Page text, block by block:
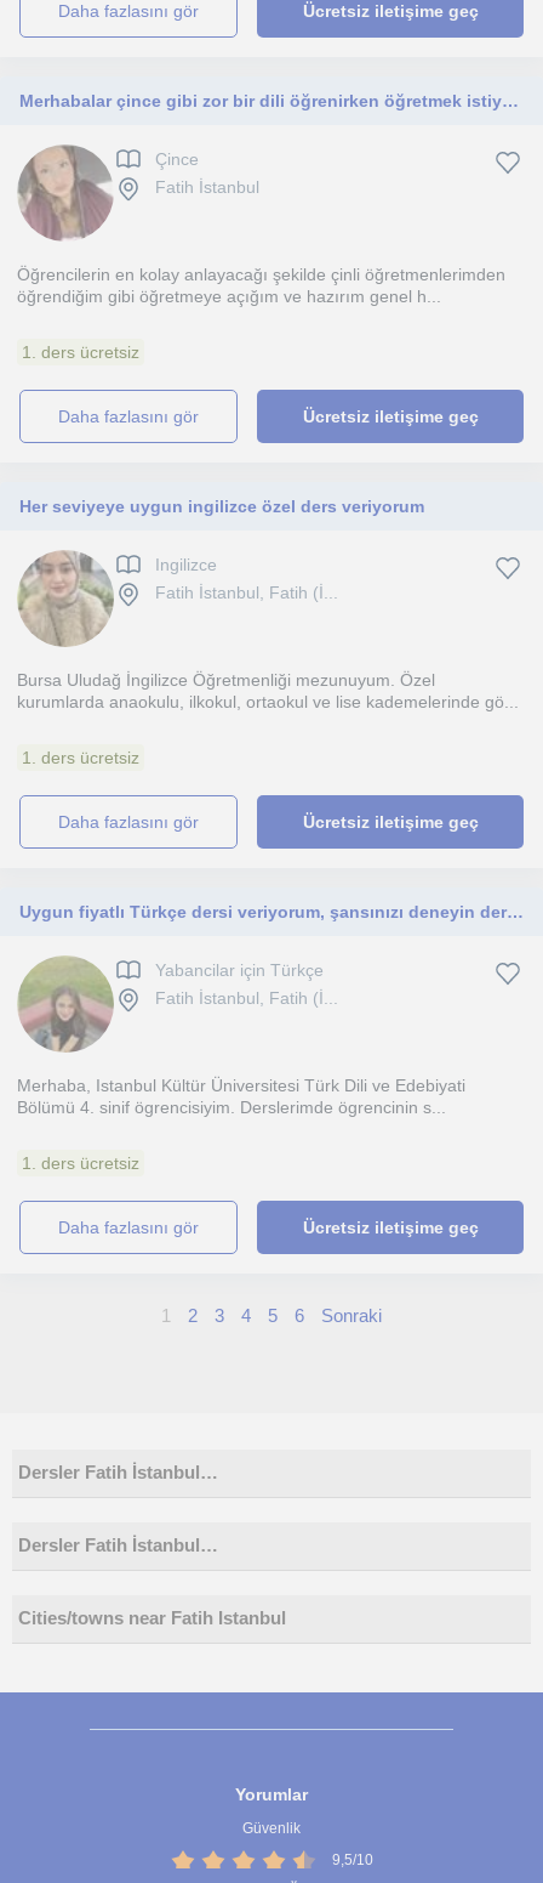
daha fazlasını gör Ücretsiz iletişime geç
Merhabalar çince gibi zor bir dili öğrenirken öğretmek istiyorum yeterli kapasitede olduğumu düşünüyorum
Çince
Fatih İstanbul
Öğrencilerin en kolay anlayacağı şekilde çinli öğretmenlerimden
öğrendiğim gibi öğretmeye açığım ve hazırım genel h...
1. ders ücretsiz
daha fazlasını gör Ücretsiz iletişime geç
Her seviyeye uygun ingilizce özel ders veriyorum
Ingilizce
Fatih İstanbul, Fatih (İ...
Bursa Uludağ İngilizce Öğretmenliği mezunuyum. Özel
kurumlarda anaokulu, ilkokul, ortaokul ve lise kademelerinde gö...
1. ders ücretsiz
daha fazlasını gör Ücretsiz iletişime geç
Uygun fiyatlı Türkçe dersi veriyorum, şansınızı deneyin derim
Yabancilar için Türkçe
Fatih İstanbul, Fatih (İ...
Merhaba, Istanbul Kültür Üniversitesi Türk Dili ve Edebiyati
Bölümü 4. sinif ögrencisiyim. Derslerimde ögrencinin s...
1. ders ücretsiz
daha fazlasını gör Ücretsiz iletişime geç
1 2 3 4 5 6 Sonraki
Dersler Fatih İstanbul…
Dersler Fatih İstanbul…
Cities/towns near Fatih Istanbul
Yorumlar
Güvenlik
9,5/10